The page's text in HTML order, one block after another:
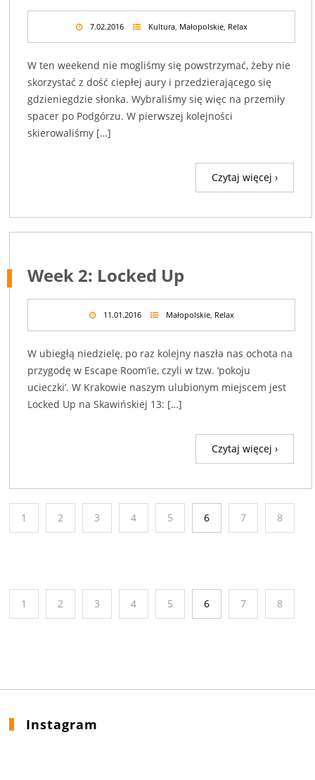
7.02.2016 Kultura, Małopolskie, Relax
W ten weekend nie mogliśmy się powstrzymać, żeby nie
skorzystać z dość ciepłej aury i przedzierającego się
gdzieniegdzie słonka. Wybraliśmy się więc na przemiły
spacer po Podgórzu. W pierwszej kolejności
skierowaliśmy […]
Czytaj więcej ›
Week 2: Locked Up
11.01.2016 Małopolskie, Relax
W ubiegłą niedzielę, po raz kolejny naszła nas ochota na
przygodę w Escape Room’ie, czyli w tzw. ‘pokoju
ucieczki’. W Krakowie naszym ulubionym miejscem jest
Locked Up na Skawińskiej 13: […]
Czytaj więcej ›
1 2 3 4 5 6 7 8
1 2 3 4 5 6 7 8
Instagram